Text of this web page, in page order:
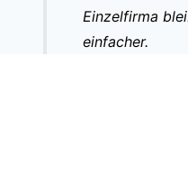
Einzelfirma
einfacher.